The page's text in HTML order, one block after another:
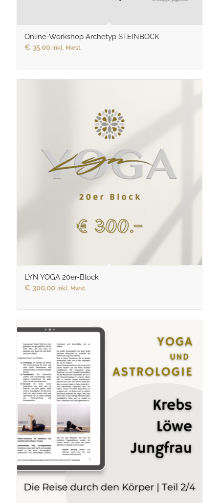
Online-Workshop Archetyp STEINBOCK
€ 35,00 inkl. Mwst.
LYN YOGA 20er-Block
€ 300,00 inkl. Mwst.